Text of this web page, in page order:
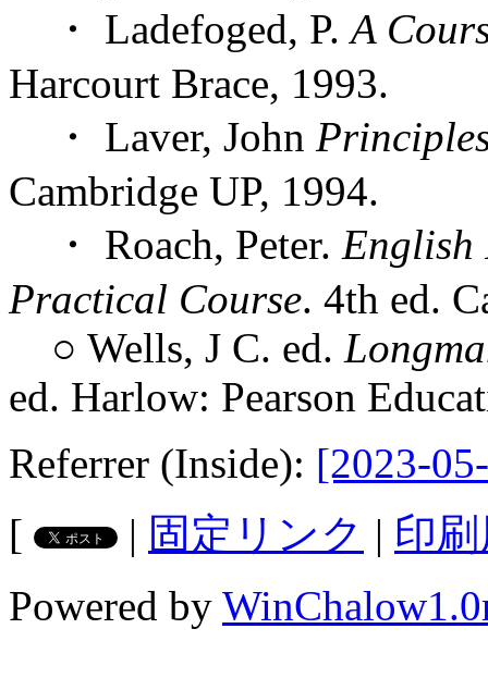
・ Ladefoged, P.A
Harcourt Brace, 1993.
・ Laver, John
Cambridge UP, 1994.
・ Roach, Peter. English
Practical Course. 4th ed.
○ Wells, J C. ed.
ed. Harlow: Pearson
Referrer (Inside): [2023-
[
| 固定リンク | 印
Powered by